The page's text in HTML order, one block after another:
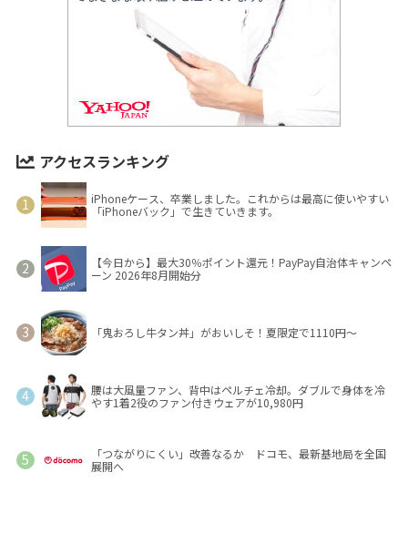
アクセスランキング
iPhoneケース、卒業しました。これからは最高に使いやすい
「iPhoneバック」で生きていきます。
【今日から】最大30％ポイント還元！PayPay自治体キャンペ
ーン 2026年8月開始分
「鬼おろし牛タン丼」がおいしそ！夏限定で1110円～
腰は大風量ファン、背中はペルチェ冷却。ダブルで身体を冷
やす1着2役のファン付きウェアが10,980円
「つながりにくい」改善なるか ドコモ、最新基地局を全国
展開へ